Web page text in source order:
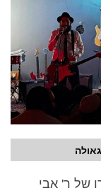
של ר' אבי